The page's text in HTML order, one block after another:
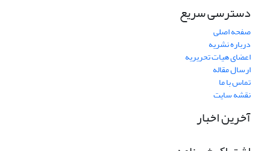
دسترسی سریع
صفحه اصلی
درباره نشریه
اعضای هیات تحریریه
ارسال مقاله
تماس با ما
نقشه سایت
آخرین اخبار